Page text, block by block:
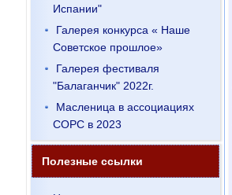
Испании"
Галерея конкурса « Наше
Советское прошлое»
Галерея фестиваля
"Балаганчик" 2022г.
Масленица в ассоциациях
СОРС в 2023
Полезные ссылки